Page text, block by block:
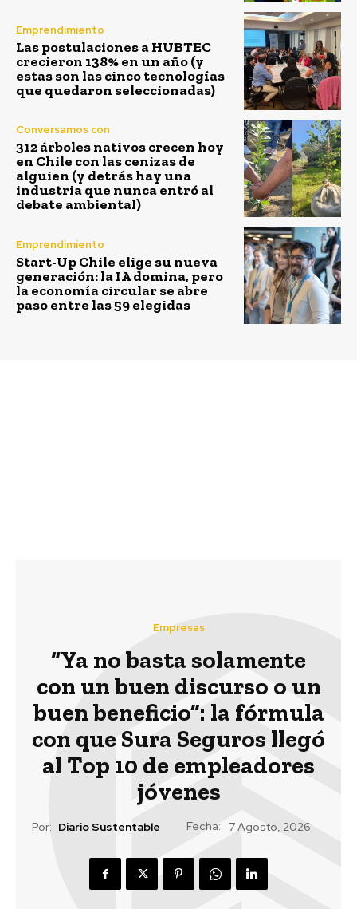
Emprendimiento
Las postulaciones a HUBTEC
crecieron 138% en un año (y
estas son las cinco tecnologías
que quedaron seleccionadas)
Conversamos con
312 árboles nativos crecen hoy
en Chile con las cenizas de
alguien (y detrás hay una
industria que nunca entró al
debate ambiental)
Emprendimiento
Start-Up Chile elige su nueva
generación: la IA domina, pero
la economía circular se abre
paso entre las 59 elegidas